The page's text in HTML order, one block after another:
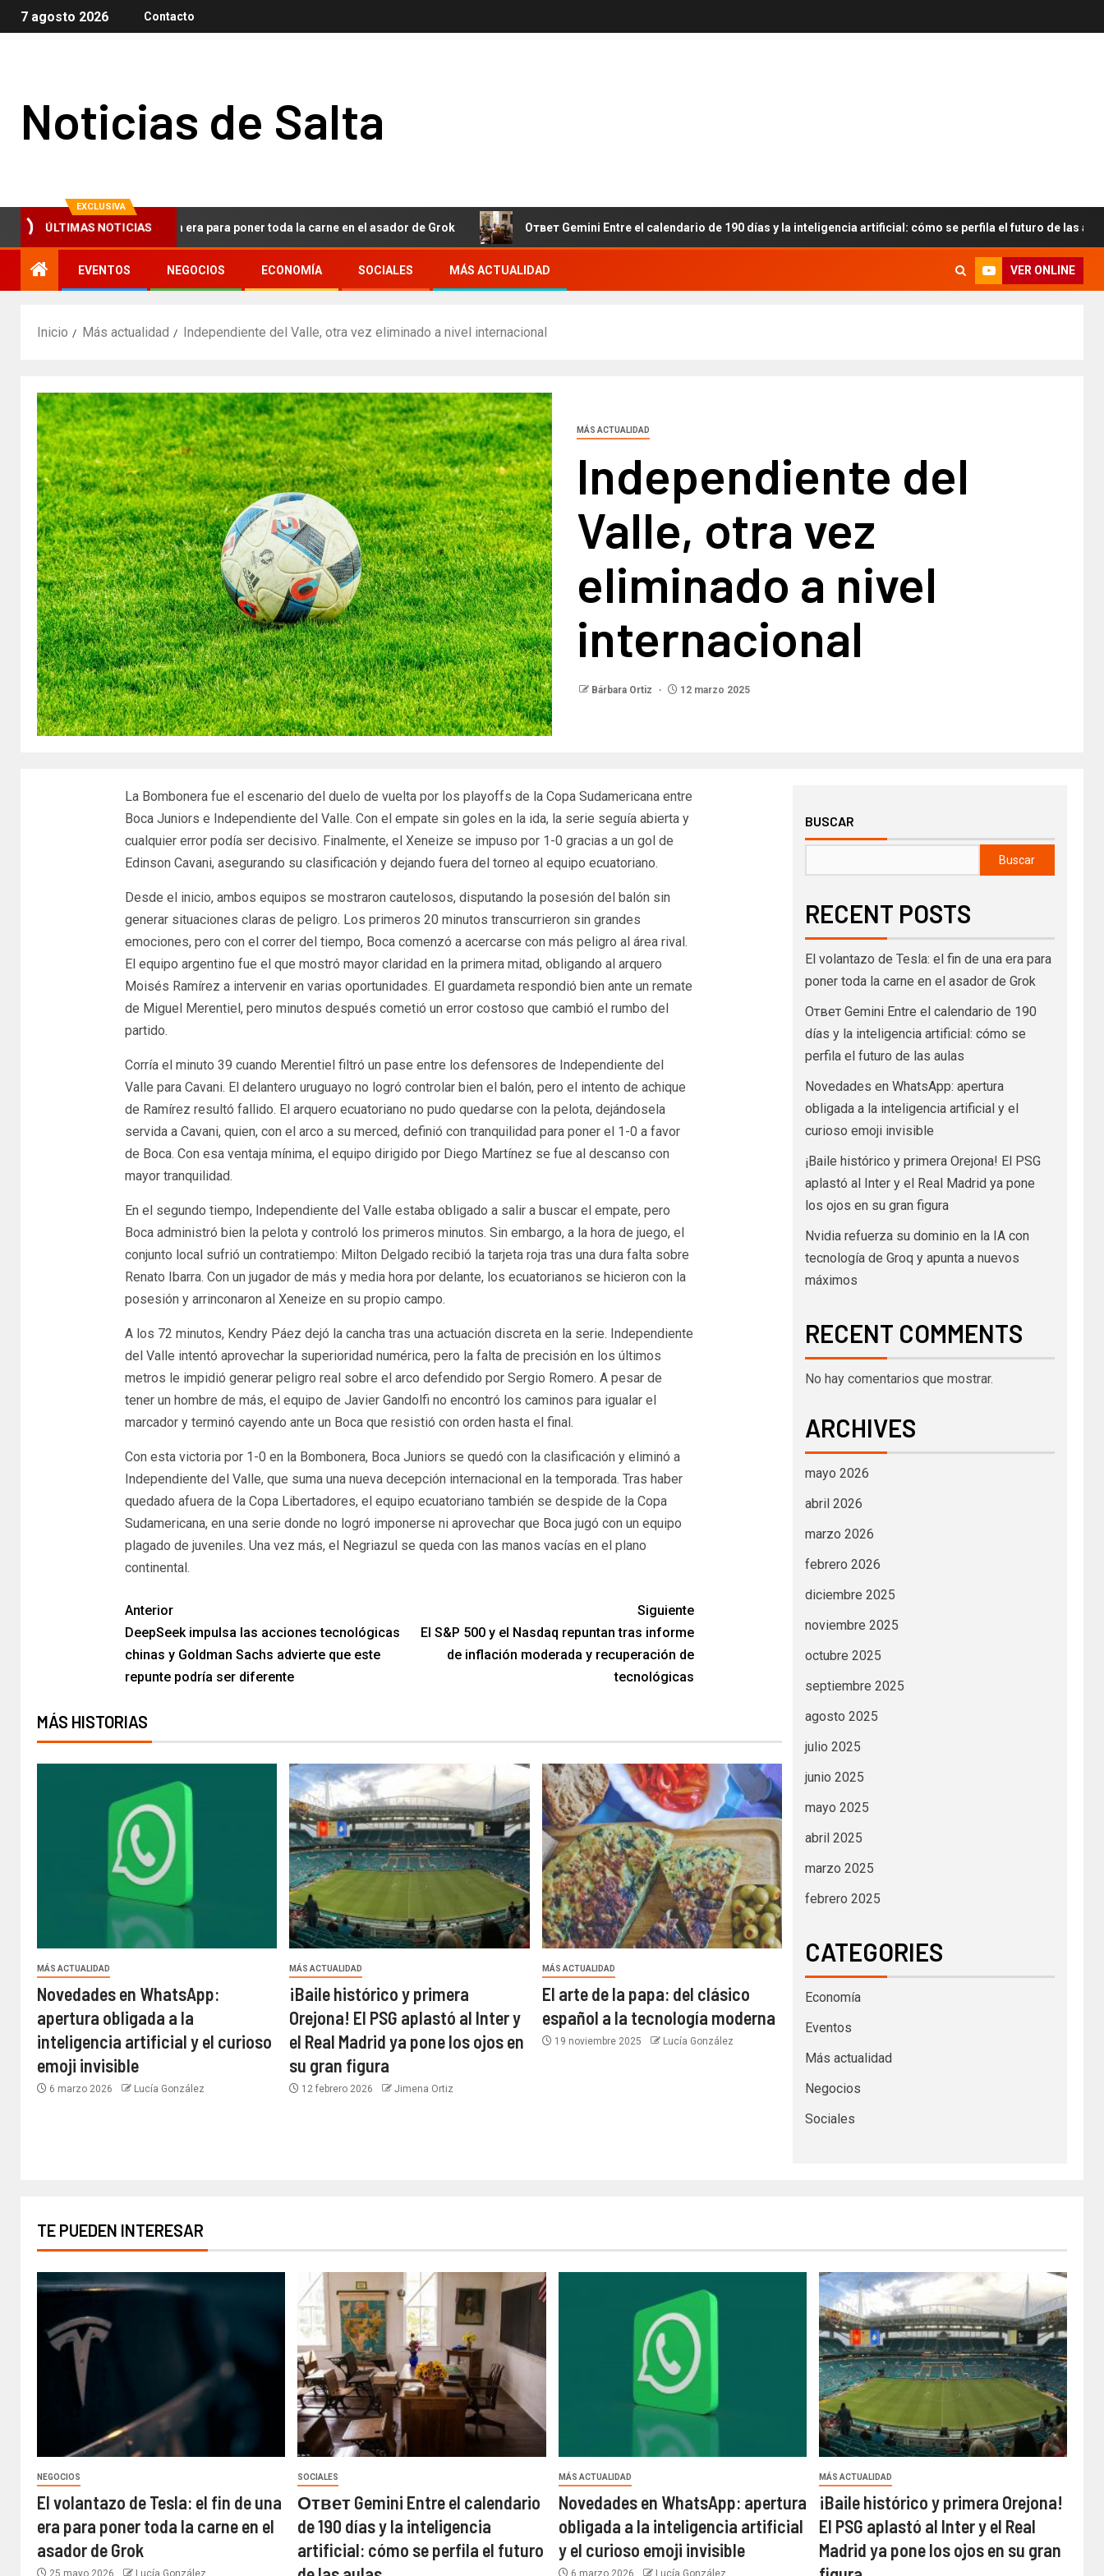
7 agosto 2026 Contacto
Noticias de Salta
EXCLUSIVA
ÚLTIMAS NOTICIAS
de Tesla: el fin de una era para poner toda la carne en el asador de Grok Ответ Gemini Entre el calendario de 190 días y la inteligencia artificial: cómo se perfila el futuro de las aulas
EVENTOS NEGOCIOS ECONOMÍA SOCIALES MÁS ACTUALIDAD VER ONLINE
Inicio Más actualidad Independiente del Valle, otra vez eliminado a nivel internacional
MÁS ACTUALIDAD
Independiente del
Valle, otra vez
eliminado a nivel
internacional
Bárbara Ortiz 12 marzo 2025
La Bombonera fue el escenario del duelo de vuelta por los playoffs de la Copa Sudamericana entre
Boca Juniors e Independiente del Valle. Con el empate sin goles en la ida, la serie seguía abierta y
cualquier error podía ser decisivo. Finalmente, el Xeneize se impuso por 1-0 gracias a un gol de
Edinson Cavani, asegurando su clasificación y dejando fuera del torneo al equipo ecuatoriano.
Desde el inicio, ambos equipos se mostraron cautelosos, disputando la posesión del balón sin
generar situaciones claras de peligro. Los primeros 20 minutos transcurrieron sin grandes
emociones, pero con el correr del tiempo, Boca comenzó a acercarse con más peligro al área rival.
El equipo argentino fue el que mostró mayor claridad en la primera mitad, obligando al arquero
Moisés Ramírez a intervenir en varias oportunidades. El guardameta respondió bien ante un remate
de Miguel Merentiel, pero minutos después cometió un error costoso que cambió el rumbo del
partido.
Corría el minuto 39 cuando Merentiel filtró un pase entre los defensores de Independiente del
Valle para Cavani. El delantero uruguayo no logró controlar bien el balón, pero el intento de achique
de Ramírez resultó fallido. El arquero ecuatoriano no pudo quedarse con la pelota, dejándosela
servida a Cavani, quien, con el arco a su merced, definió con tranquilidad para poner el 1-0 a favor
de Boca. Con esa ventaja mínima, el equipo dirigido por Diego Martínez se fue al descanso con
mayor tranquilidad.
En el segundo tiempo, Independiente del Valle estaba obligado a salir a buscar el empate, pero
Boca administró bien la pelota y controló los primeros minutos. Sin embargo, a la hora de juego, el
conjunto local sufrió un contratiempo: Milton Delgado recibió la tarjeta roja tras una dura falta sobre
Renato Ibarra. Con un jugador de más y media hora por delante, los ecuatorianos se hicieron con la
posesión y arrinconaron al Xeneize en su propio campo.
A los 72 minutos, Kendry Páez dejó la cancha tras una actuación discreta en la serie. Independiente
del Valle intentó aprovechar la superioridad numérica, pero la falta de precisión en los últimos
metros le impidió generar peligro real sobre el arco defendido por Sergio Romero. A pesar de
tener un hombre de más, el equipo de Javier Gandolfi no encontró los caminos para igualar el
marcador y terminó cayendo ante un Boca que resistió con orden hasta el final.
Con esta victoria por 1-0 en la Bombonera, Boca Juniors se quedó con la clasificación y eliminó a
Independiente del Valle, que suma una nueva decepción internacional en la temporada. Tras haber
quedado afuera de la Copa Libertadores, el equipo ecuatoriano también se despide de la Copa
Sudamericana, en una serie donde no logró imponerse ni aprovechar que Boca jugó con un equipo
plagado de juveniles. Una vez más, el Negriazul se queda con las manos vacías en el plano
continental.
Anterior
DeepSeek impulsa las acciones tecnológicas
chinas y Goldman Sachs advierte que este
repunte podría ser diferente
Siguiente
El S&P 500 y el Nasdaq repuntan tras informe
de inflación moderada y recuperación de
tecnológicas
MÁS HISTORIAS
MÁS ACTUALIDAD
Novedades en WhatsApp:
apertura obligada a la
inteligencia artificial y el curioso
emoji invisible
6 marzo 2026 Lucía González
MÁS ACTUALIDAD
¡Baile histórico y primera
Orejona! El PSG aplastó al Inter y
el Real Madrid ya pone los ojos en
su gran figura
12 febrero 2026 Jimena Ortiz
MÁS ACTUALIDAD
El arte de la papa: del clásico
español a la tecnología moderna
19 noviembre 2025 Lucía González
BUSCAR
Buscar
RECENT POSTS
El volantazo de Tesla: el fin de una era para
poner toda la carne en el asador de Grok
Ответ Gemini Entre el calendario de 190
días y la inteligencia artificial: cómo se
perfila el futuro de las aulas
Novedades en WhatsApp: apertura
obligada a la inteligencia artificial y el
curioso emoji invisible
¡Baile histórico y primera Orejona! El PSG
aplastó al Inter y el Real Madrid ya pone
los ojos en su gran figura
Nvidia refuerza su dominio en la IA con
tecnología de Groq y apunta a nuevos
máximos
RECENT COMMENTS
No hay comentarios que mostrar.
ARCHIVES
mayo 2026
abril 2026
marzo 2026
febrero 2026
diciembre 2025
noviembre 2025
octubre 2025
septiembre 2025
agosto 2025
julio 2025
junio 2025
mayo 2025
abril 2025
marzo 2025
febrero 2025
CATEGORIES
Economía
Eventos
Más actualidad
Negocios
Sociales
TE PUEDEN INTERESAR
NEGOCIOS
El volantazo de Tesla: el fin de una
era para poner toda la carne en el
asador de Grok
25 mayo 2026 Lucía González
SOCIALES
Ответ Gemini Entre el calendario
de 190 días y la inteligencia
artificial: cómo se perfila el futuro
MÁS ACTUALIDAD
Novedades en WhatsApp: apertura
obligada a la inteligencia artificial
y el curioso emoji invisible
6 marzo 2026 Lucía González
MÁS ACTUALIDAD
¡Baile histórico y primera Orejona!
El PSG aplastó al Inter y el Real
Madrid ya pone los ojos en su gran